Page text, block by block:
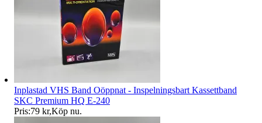
Inplastad VHS Band Oöppnat - Inspelningsbart Kassettband
SKC Premium HQ E-240
Pris:79 kr,Köp nu.